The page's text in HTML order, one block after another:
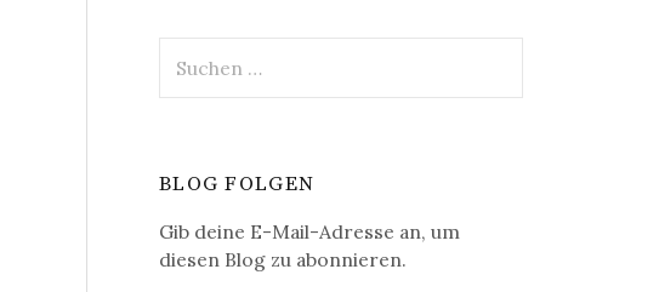
nach:
BLOG FOLGEN
Gib deine E-Mail-Adresse an, um
diesen Blog zu abonnieren.